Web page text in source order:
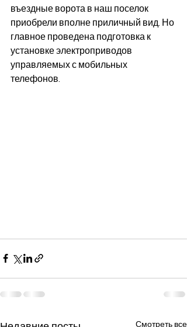
въездные ворота в наш поселок
приобрели вполне приличный вид. Но
главное проведена подготовка к
установке электроприводов
управляемых с мобильных
телефонов.
Смотреть все